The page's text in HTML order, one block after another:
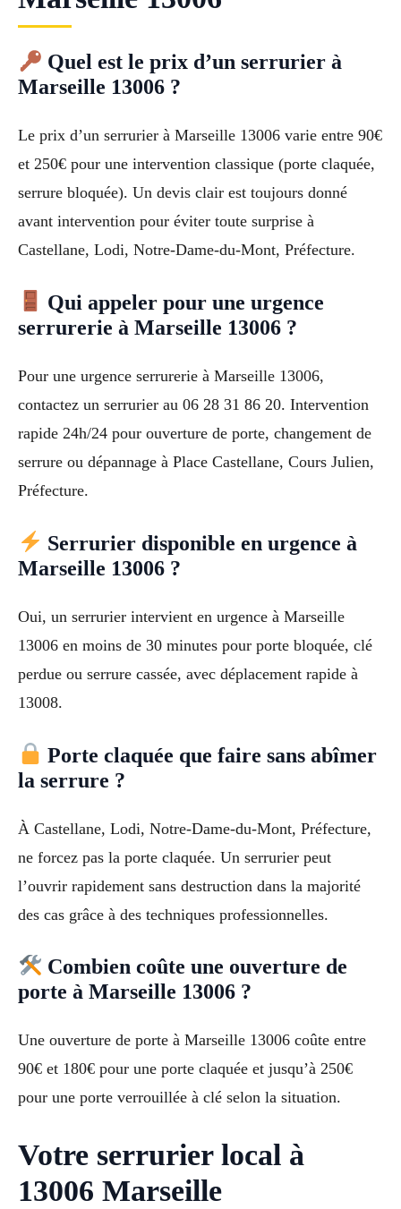
Quel est le prix d’un serrurier à
Marseille 13006 ?
Le prix d’un serrurier à Marseille 13006 varie entre 90€
et 250€ pour une intervention classique (porte claquée,
serrure bloquée). Un devis clair est toujours donné
avant intervention pour éviter toute surprise à
Castellane, Lodi, Notre-Dame-du-Mont, Préfecture.
Qui appeler pour une urgence
serrurerie à Marseille 13006 ?
Pour une urgence serrurerie à Marseille 13006,
contactez un serrurier au 06 28 31 86 20. Intervention
rapide 24h/24 pour ouverture de porte, changement de
serrure ou dépannage à Place Castellane, Cours Julien,
Préfecture.
Serrurier disponible en urgence à
Marseille 13006 ?
Oui, un serrurier intervient en urgence à Marseille
13006 en moins de 30 minutes pour porte bloquée, clé
perdue ou serrure cassée, avec déplacement rapide à
13008.
Porte claquée que faire sans abîmer
la serrure ?
À Castellane, Lodi, Notre-Dame-du-Mont, Préfecture,
ne forcez pas la porte claquée. Un serrurier peut
l’ouvrir rapidement sans destruction dans la majorité
des cas grâce à des techniques professionnelles.
Combien coûte une ouverture de
porte à Marseille 13006 ?
Une ouverture de porte à Marseille 13006 coûte entre
90€ et 180€ pour une porte claquée et jusqu’à 250€
pour une porte verrouillée à clé selon la situation.
Votre serrurier local à
13006 Marseille